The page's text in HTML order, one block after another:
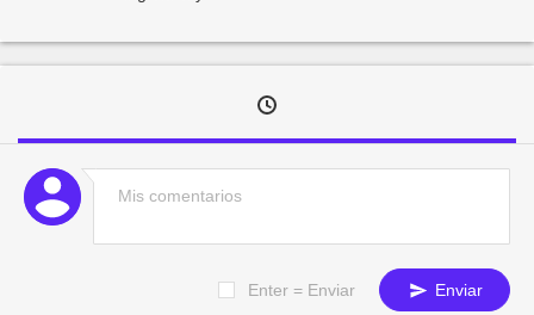
Enter = Enviar Enviar